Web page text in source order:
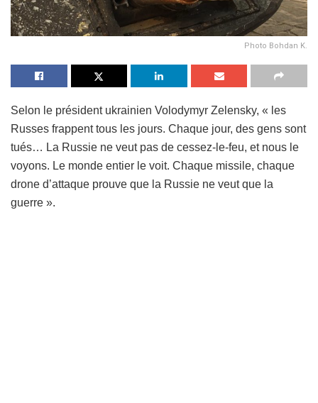
Photo Bohdan K.
Selon le président ukrainien Volodymyr Zelensky, « les
Russes frappent tous les jours. Chaque jour, des gens sont
tués… La Russie ne veut pas de cessez-le-feu, et nous le
voyons. Le monde entier le voit. Chaque missile, chaque
drone d’attaque prouve que la Russie ne veut que la
guerre ».